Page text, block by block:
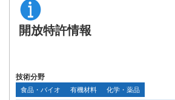
開放特許情報
技術分野
食品・バイオ 有機材料 化学・薬品